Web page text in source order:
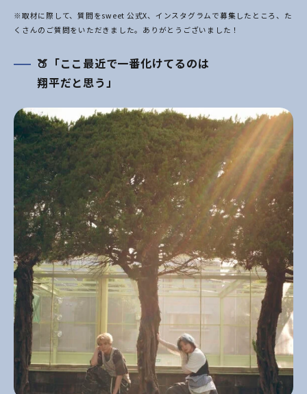
※取材に際して、質問をsweet 公式X、インスタグラムで募集したところ、た
くさんのご質問をいただきました。ありがとうございました！
🍑「ここ最近で一番化けてるのは
翔平だと思う」